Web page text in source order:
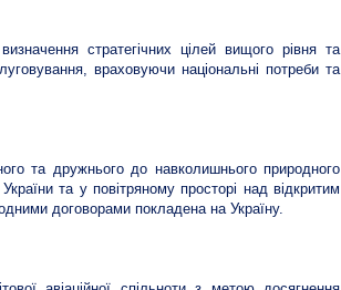
стратегічних цілей вищого рівня та
враховуючи національні потреби та
та дружнього до навколишнього природного
та у повітряному просторі над відкритим
договорами покладена на Україну.